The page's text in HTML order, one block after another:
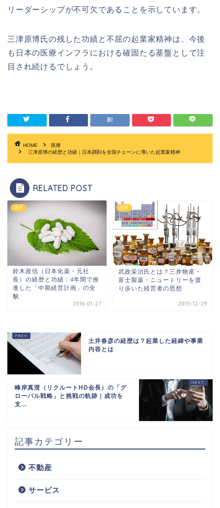
リーダーシップが不可欠であることを示しています。
三津原博氏の残した功績と不屈の起業家精神は、今後
も日本の医療インフラにおける確固たる基盤として注
目され続けるでしょう。
HOME
医療
三津原博の経歴と功績｜日本調剤を全国チェーンに導いた起業家精神
RELATED POST
医療
鈴木政信（日本化薬・元社
長）の経歴と功績：4年間で推
進した「中期経営計画」の全
貌
2016-01-27
医療
武政栄治氏とは？三井物産・
富士製薬・ニュートリーを渡
り歩いた経営者の思想
2015-12-29
土井春彦の経歴は？起業した経緯や事業
内容とは
峰岸真澄（リクルートHD会長）の「グ
ローバル戦略」と挑戦の軌跡｜成功を
支...
記事カテゴリー
不動産
サービス